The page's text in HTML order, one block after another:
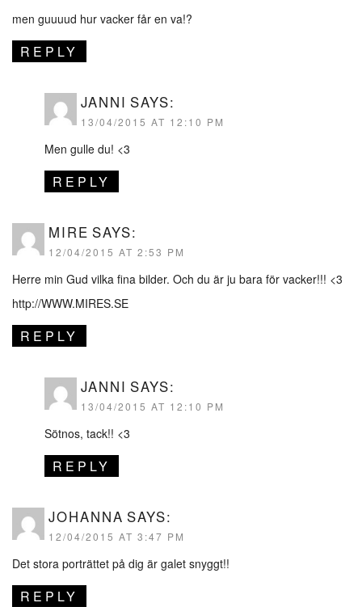
men guuuud hur vacker får en va!?
REPLY
JANNI SAYS:
13/04/2015 AT 12:10 PM
Men gulle du! <3
REPLY
MIRE SAYS:
12/04/2015 AT 2:53 PM
Herre min Gud vilka fina bilder. Och du är ju bara för vacker!!! <3
http://WWW.MIRES.SE
REPLY
JANNI SAYS:
13/04/2015 AT 12:10 PM
Sötnos, tack!! <3
REPLY
JOHANNA SAYS:
12/04/2015 AT 3:47 PM
Det stora porträttet på dig är galet snyggt!!
REPLY